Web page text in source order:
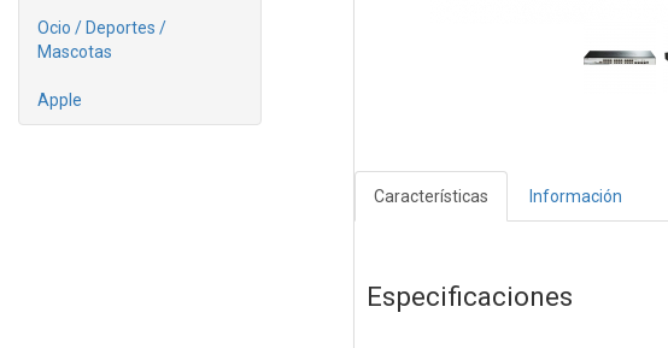
Ocio / Deportes /
Mascotas
Apple
Características Información
Especificaciones